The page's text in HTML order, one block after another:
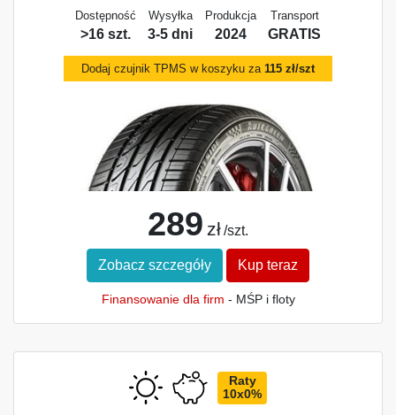
Dostępność
>16 szt.
Wysyłka
3-5 dni
Produkcja
2024
Transport
GRATIS
Dodaj czujnik TPMS w koszyku za 115 zł/szt
289 zł /szt.
Zobacz szczegóły Kup teraz
Finansowanie dla firm - MŚP i floty
Raty
10x0%